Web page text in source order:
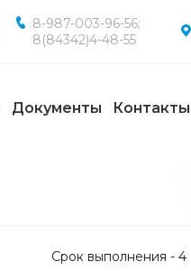
8-987-003-96-56;
8(84342)4-48-55
Документы Контакты
Срок выполнения - 4